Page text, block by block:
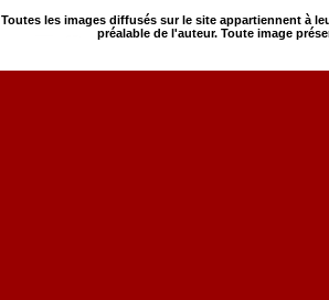
Toutes les images diffusés sur le site appartiennent à
préalable de l'auteur. Toute image